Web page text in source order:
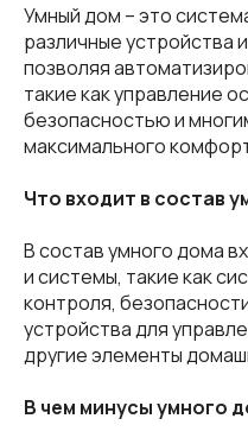
Умный дом – это
различные устройства
позволяя
такие как управление
безопасностью и
максимального
Что входит в состав
В состав умного дома
и системы, такие как
контроля,
устройства для
другие элементы
В чем минусы умного